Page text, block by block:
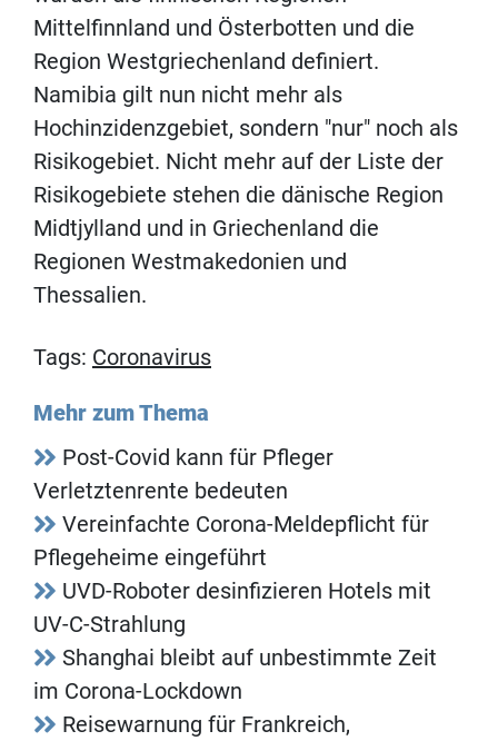
Mittelfinnland und Österbotten und die
Region Westgriechenland definiert.
Namibia gilt nun nicht mehr als
Hochinzidenzgebiet, sondern "nur" noch als
Risikogebiet. Nicht mehr auf der Liste der
Risikogebiete stehen die dänische Region
Midtjylland und in Griechenland die
Regionen Westmakedonien und
Thessalien.
Tags: Coronavirus
Mehr zum Thema
Post-Covid kann für Pfleger
Verletztenrente bedeuten
Vereinfachte Corona-Meldepflicht für
Pflegeheime eingeführt
UVD-Roboter desinfizieren Hotels mit
UV-C-Strahlung
Shanghai bleibt auf unbestimmte Zeit
im Corona-Lockdown
Reisewarnung für Frankreich,